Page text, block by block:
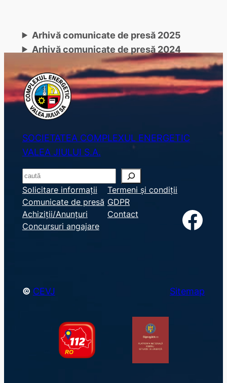
Arhivă comunicate de presă 2025
Arhivă comunicate de presă 2024
SOCIETATEA COMPLEXUL ENERGETIC
VALEA JIULUI S.A.
S
e
a
r
c
Solicitare informații
Comunicate de presă
Achiziții/Anunțuri
Concursuri angajare
Termeni și condiții
GDPR
Contact
Facebook
© CEVJ Sitemap